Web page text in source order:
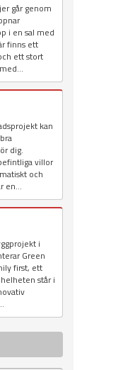
går genom
i en sal med
finns ett
ett stort
kan
dig.
villor
och
en...
i
Green
first, ett
står i